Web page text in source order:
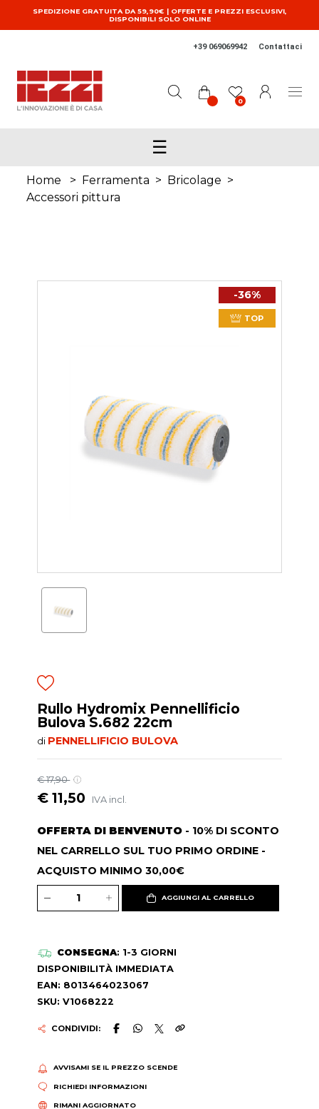
Salta al contenuto principale
SPEDIZIONE GRATUITA DA 59,90€ | OFFERTE E PREZZI ESCLUSIVI,
DISPONIBILI SOLO ONLINE
+39 069069942 Contattaci
0
☰
Home > Ferramenta > Bricolage >
Accessori pittura
-36%
TOP
Rullo Hydromix Pennellificio
Bulova S.682 22cm
di PENNELLIFICIO BULOVA
€ 17,90
€ 11,50 IVA incl.
OFFERTA DI BENVENUTO - 10% DI SCONTO
NEL CARRELLO SUL TUO PRIMO ORDINE -
ACQUISTO MINIMO 30,00€
AGGIUNGI AL CARRELLO
CONSEGNA: 1-3 GIORNI
DISPONIBILITÀ IMMEDIATA
EAN: 8013464023067
SKU: V1068222
CONDIVIDI:
AVVISAMI SE IL PREZZO SCENDE
RICHIEDI INFORMAZIONI
RIMANI AGGIORNATO